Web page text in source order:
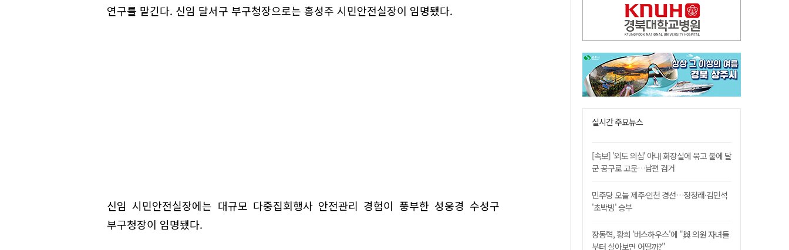
연구를 맡긴다. 신임 달서구 부구청장으로는 홍성주 시민안전실장이 임명됐다.
신임 시민안전실장에는 대규모 다중집회행사 안전관리 경험이 풍부한 성웅경 수성구
부구청장이 임명됐다.
실시간 주요뉴스
[속보] '외도 의심' 아내 화장실에 묶고 불에 달
군 공구로 고문…남편 검거
민주당 오늘 제주·인천 경선…정청래·김민석
'초박빙' 승부
장동혁, 황희 '버스하우스'에 "與 의원 자녀들
부터 살아보면 어떨까?"